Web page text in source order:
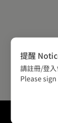
提醒
請註冊/登
Please